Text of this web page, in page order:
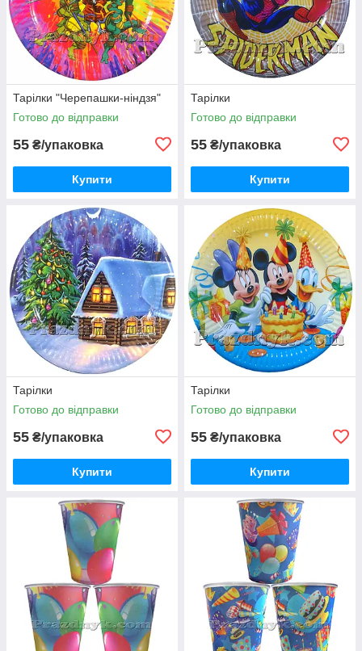
Тарілки "Черепашки-ніндзя"
Готово до відправки
55 ₴/упаковка
Купити
Тарілки
Готово до відправки
55 ₴/упаковка
Купити
Тарілки
Готово до відправки
55 ₴/упаковка
Купити
Тарілки
Готово до відправки
55 ₴/упаковка
Купити